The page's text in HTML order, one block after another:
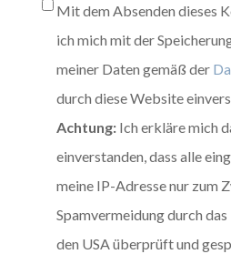
Mit dem Absenden dieses
ich mich mit der
meiner Daten gemäß der
durch diese Website
Achtung: Ich erkläre mich
einverstanden, dass alle
meine IP-Adresse nur zum
Spamvermeidung durch
den USA überprüft und